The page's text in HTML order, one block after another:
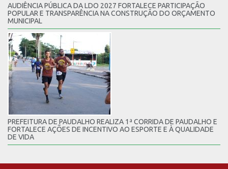
AUDIÊNCIA PÚBLICA DA LDO 2027 FORTALECE PARTICIPAÇÃO
POPULAR E TRANSPARÊNCIA NA CONSTRUÇÃO DO ORÇAMENTO
MUNICIPAL
PREFEITURA DE PAUDALHO REALIZA 1ª CORRIDA DE PAUDALHO E
FORTALECE AÇÕES DE INCENTIVO AO ESPORTE E À QUALIDADE
DE VIDA